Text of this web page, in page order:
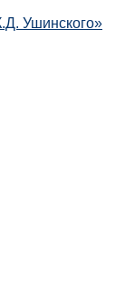
Ушинского»